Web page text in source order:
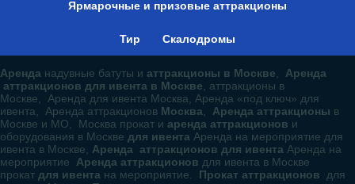
Ярмарочные и призовые аттракционы
Тир Скалодромы
Аренда надувные батуты и аттракционы в Москве, Аренда
аттракционов для ивента в Москве, аттракционы в
Москве, Аренда для ивента Москва, Аренда «под ключ» для
ивента, Аренда аттракционов Москва, Аренда аттракционы в
Москве и МО, Москва прокат и аренда аттракционов и
оборудования в Москве для ивента Аренда на мероприятие для
ивента в Москве, Аренда аттракционов для ивента Аренда на
мероприятие Аренда аттракционов для ивента в Москве
прокат для ивента на мероприятие. Прокат аттракционов для